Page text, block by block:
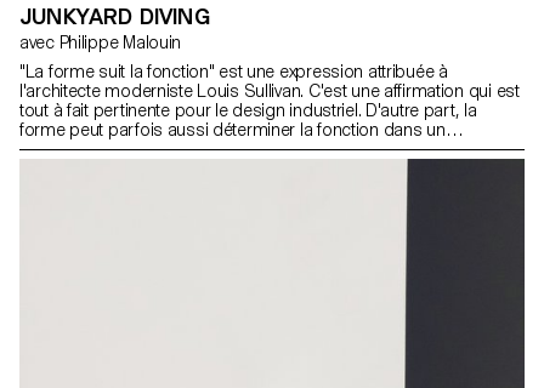
JUNKYARD DIVING
avec Philippe Malouin
"La forme suit la fonction" est une expression attribuée à
l'architecte moderniste Louis Sullivan. C'est une affirmation qui est
tout à fait pertinente pour le design industriel. D'autre part, la
forme peut parfois aussi déterminer la fonction dans un
processus d'exploration inverse. Au cours de la semaine de